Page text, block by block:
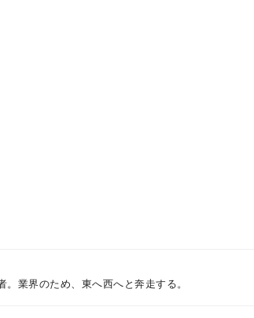
業界のため、東へ西へと奔走する。